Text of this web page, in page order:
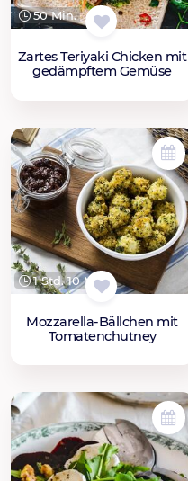
50 Min.
Zartes Teriyaki Chicken mit
gedämpftem Gemüse
1 Std. 10 Min.
Mozzarella-Bällchen mit
Tomatenchutney